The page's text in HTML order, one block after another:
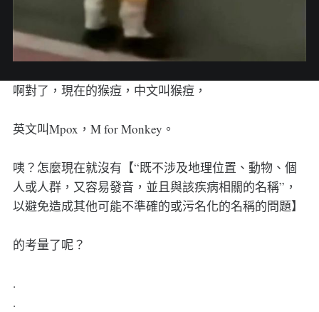
啊對了，現在的猴痘，中文叫猴痘，
英文叫Mpox，M for Monkey。
咦？怎麼現在就沒有【“既不涉及地理位置、動物、個
人或人群，又容易發音，並且與該疾病相關的名稱”，
以避免造成其他可能不準確的或污名化的名稱的問題】
的考量了呢？
.
.